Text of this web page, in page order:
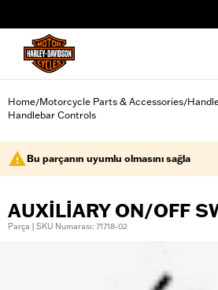
Home/Motorcycle Parts & Accessories/
Handlebar Controls
Bu parçanın uyumlu olmasını sağla
AUXILIARY ON/OFF
Parça | SKU Numarası: 71718-02